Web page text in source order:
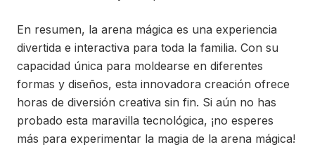
En resumen, la arena mágica es una experiencia
divertida e interactiva para toda la familia. Con su
capacidad única para moldearse en diferentes
formas y diseños, esta innovadora creación ofrece
horas de diversión creativa sin fin. Si aún no has
probado esta maravilla tecnológica, ¡no esperes
más para experimentar la magia de la arena mágica!